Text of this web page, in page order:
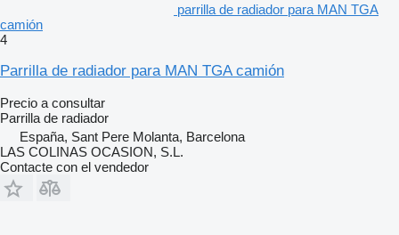
parrilla de radiador para MAN TGA
camión
4
Parrilla de radiador para MAN TGA camión
Precio a consultar
Parrilla de radiador
España, Sant Pere Molanta, Barcelona
LAS COLINAS OCASION, S.L.
Contacte con el vendedor